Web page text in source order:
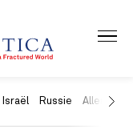
Israël Russie Allemagne